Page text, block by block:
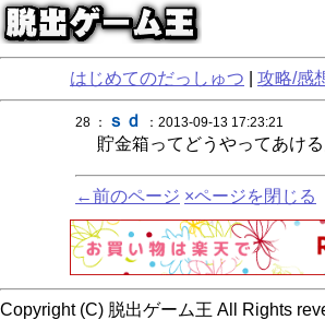
はじめてのだっしゅつ 攻略/感
28 ： ｓｄ ：2013-09-13 17:23:21
貯金箱ってどうやってあけ
←前のページ ×ページを閉じる
Copyright (C) 脱出ゲーム王 All Rights